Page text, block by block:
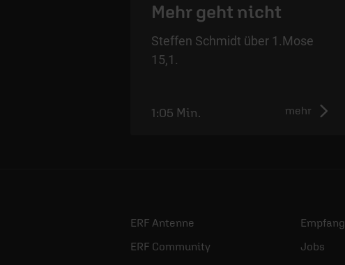
Mehr geht nicht
Steffen Schmidt über 1.Mose
15,1.
mehr
1:05 Min.
ERF Antenne
ERF Community
Empfang
Jobs